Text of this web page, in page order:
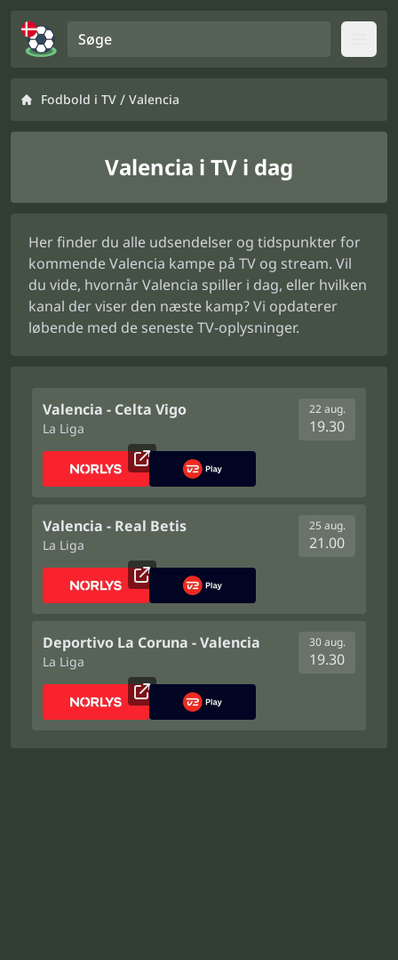
Fodbold i TV / Valencia
Valencia i TV i dag
Her finder du alle udsendelser og tidspunkter for
kommende Valencia kampe på TV og stream. Vil
du vide, hvornår Valencia spiller i dag, eller hvilken
kanal der viser den næste kamp? Vi opdaterer
løbende med de seneste TV-oplysninger.
Valencia - Celta Vigo
La Liga
22 aug.
19.30
Valencia - Real Betis
La Liga
25 aug.
21.00
Deportivo La Coruna - Valencia
La Liga
30 aug.
19.30